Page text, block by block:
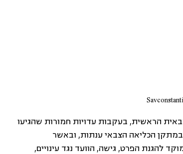
הראשית, בעקבות עדויות חמורות שהגיעו
הכליאה הצבאי ענתות, ובאשר
להגנת הפרט, גישה, הוועד נגד עינויים,